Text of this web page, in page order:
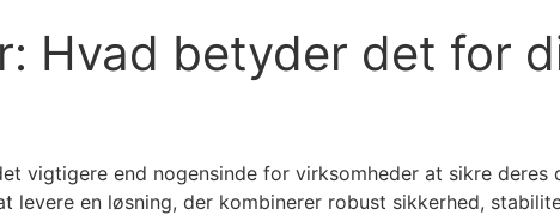
Hvad betyder det for
vigtigere end nogensinde for virksomheder at sikre
levere en løsning, der kombinerer robust sikkerhed,